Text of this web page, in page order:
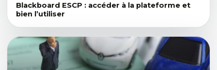
Blackboard ESCP : accéder à la plateforme et
bien l’utiliser